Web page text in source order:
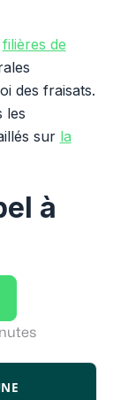
filières de
des fraisats.
les
sur la
à